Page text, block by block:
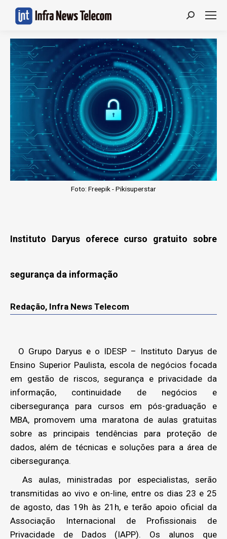
Search:
Foto: Freepik - Pikisuperstar
Instituto Daryus oferece curso gratuito sobre
segurança da informação
Redação, Infra News Telecom
O Grupo Daryus e o IDESP – Instituto Daryus de
Ensino Superior Paulista, escola de negócios focada
em gestão de riscos, segurança e privacidade da
informação, continuidade de negócios e
cibersegurança para cursos em pós-graduação e
MBA, promovem uma maratona de aulas gratuitas
sobre as principais tendências para proteção de
dados, além de técnicas e soluções para a área de
cibersegurança.
As aulas, ministradas por especialistas, serão
transmitidas ao vivo e on-line, entre os dias 23 e 25
de agosto, das 19h às 21h, e terão apoio oficial da
Associação Internacional de Profissionais de
Privacidade de Dados (IAPP). Os alunos que